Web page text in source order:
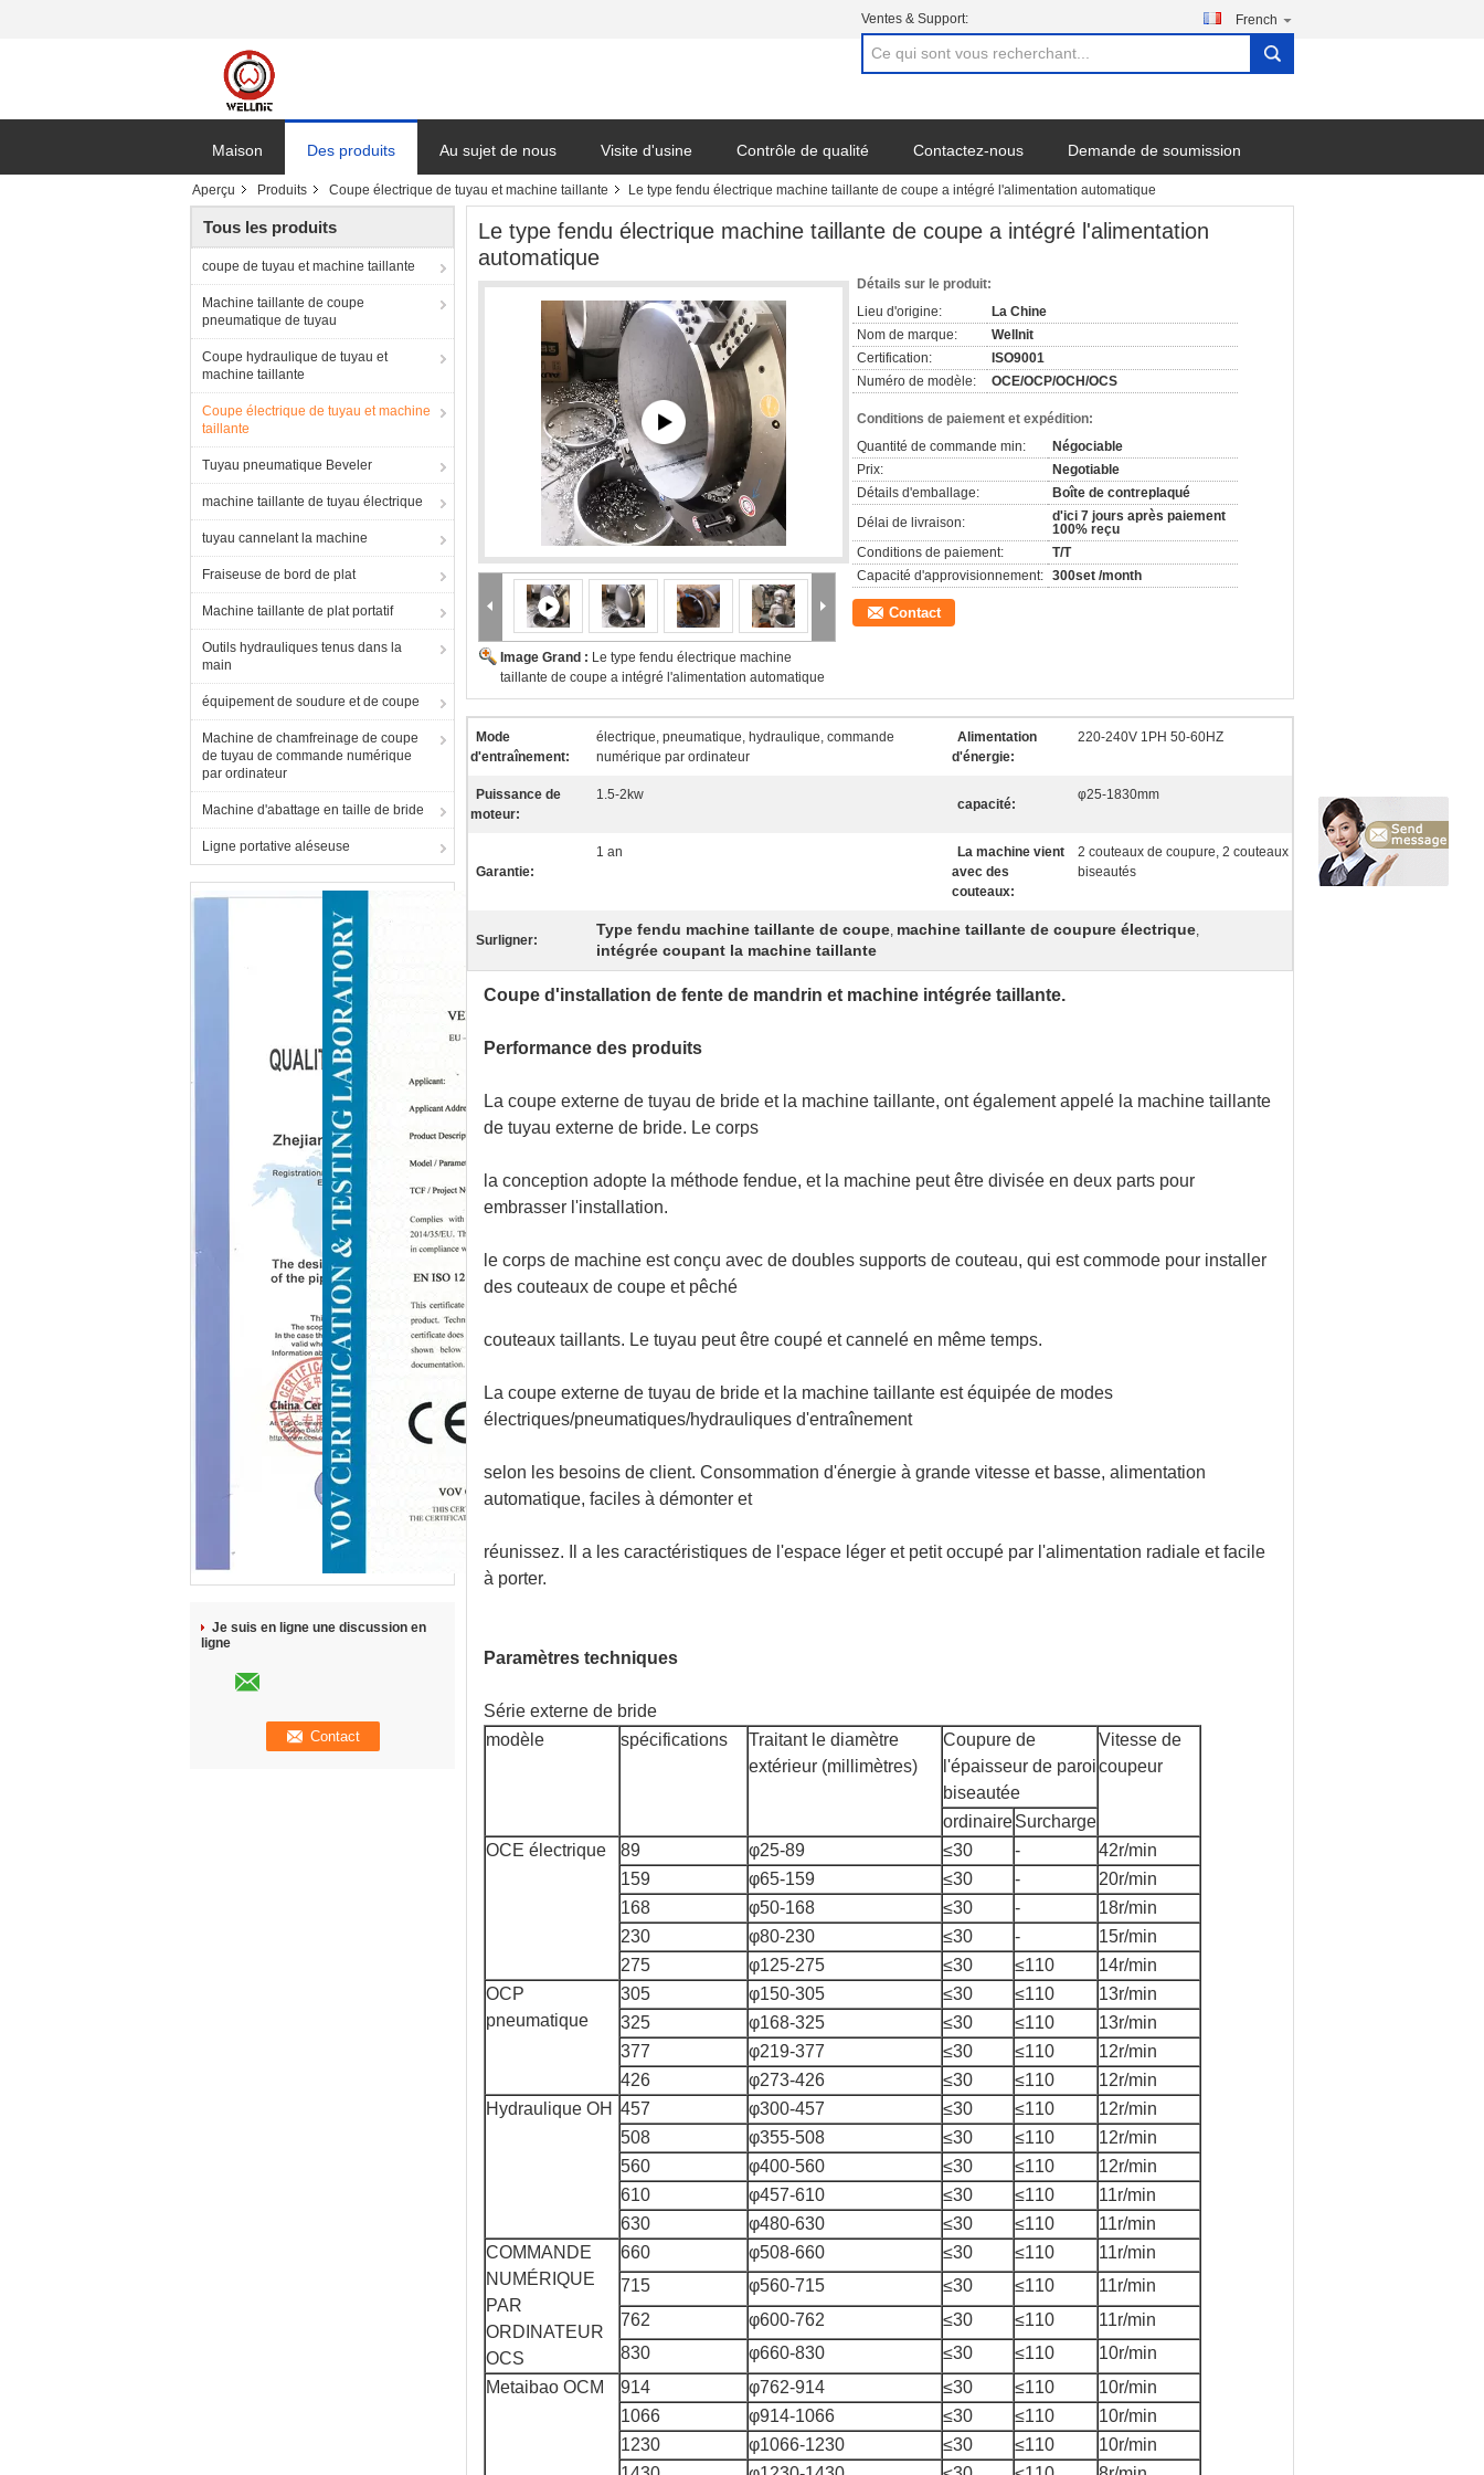
Ventes & Support: French
search
Maison Des produits Au sujet de nous Visite d'usine Contrôle de qualité Contactez-nous Demande de soumission
Aperçu Produits Coupe électrique de tuyau et machine taillante Le type fendu électrique machine taillante de coupe a intégré l'alimentation automatique
Tous les produits
coupe de tuyau et machine taillante
Machine taillante de coupe
pneumatique de tuyau
Coupe hydraulique de tuyau et
machine taillante
Coupe électrique de tuyau et machine
taillante
Tuyau pneumatique Beveler
machine taillante de tuyau électrique
tuyau cannelant la machine
Fraiseuse de bord de plat
Machine taillante de plat portatif
Outils hydrauliques tenus dans la
main
équipement de soudure et de coupe
Machine de chamfreinage de coupe
de tuyau de commande numérique
par ordinateur
Machine d'abattage en taille de bride
Ligne portative aléseuse
Je suis en ligne une discussion en
ligne
Le type fendu électrique machine taillante de coupe a intégré l'alimentation
automatique
Image Grand : Le type fendu électrique machine
taillante de coupe a intégré l'alimentation automatique
Détails sur le produit:
Lieu d'origine:
La Chine
Nom de marque:
Wellnit
Certification:
ISO9001
Numéro de modèle:
OCE/OCP/OCH/OCS
Conditions de paiement et expédition:
Quantité de commande min:
Négociable
Prix:
Negotiable
Détails d'emballage:
Boîte de contreplaqué
Délai de livraison:
d'ici 7 jours après paiement
100% reçu
Conditions de paiement:
T/T
Capacité d'approvisionnement: 300set /month
Contact
Mode
d'entraînement:
électrique, pneumatique, hydraulique, commande
numérique par ordinateur
Alimentation
d'énergie:
220-240V 1PH 50-60HZ
Puissance de
moteur:
1.5-2kw
capacité:
φ25-1830mm
Garantie:
1 an
La machine vient
avec des
couteaux:
2 couteaux de coupure, 2 couteaux
biseautés
Surligner:
Type fendu machine taillante de coupe, machine taillante de coupure électrique,
intégrée coupant la machine taillante
Coupe d'installation de fente de mandrin et machine intégrée taillante.
Performance des produits
La coupe externe de tuyau de bride et la machine taillante, ont également appelé la machine taillante
de tuyau externe de bride. Le corps
la conception adopte la méthode fendue, et la machine peut être divisée en deux parts pour
embrasser l'installation.
le corps de machine est conçu avec de doubles supports de couteau, qui est commode pour installer
des couteaux de coupe et pêché
couteaux taillants. Le tuyau peut être coupé et cannelé en même temps.
La coupe externe de tuyau de bride et la machine taillante est équipée de modes
électriques/pneumatiques/hydrauliques d'entraînement
selon les besoins de client. Consommation d'énergie à grande vitesse et basse, alimentation
automatique, faciles à démonter et
réunissez. Il a les caractéristiques de l'espace léger et petit occupé par l'alimentation radiale et facile
à porter.
Paramètres techniques
Série externe de bride
modèle
spécifications
Traitant le diamètre
extérieur (millimètres)
Coupure de
l'épaisseur de paroi
biseautée
Vitesse de
coupeur
ordinaireSurcharge
OCE électrique
89 φ25-89 ≤30 -
42r/min
159
φ65-159 ≤30 - 20r/min
168
φ50-168 ≤30 - 18r/min
230
φ80-230 ≤30 - 15r/min
275
φ125-275 ≤30 ≤110 14r/min
OCP
pneumatique
305 φ150-305 ≤30 ≤110 13r/min
325
φ168-325 ≤30 ≤110 13r/min
377
φ219-377 ≤30 ≤110 12r/min
426
φ273-426 ≤30 ≤110 12r/min
Hydraulique OH 457 φ300-457 ≤30 ≤110 12r/min
508
φ355-508 ≤30 ≤110 12r/min
560
φ400-560 ≤30 ≤110 12r/min
610
φ457-610 ≤30 ≤110 11r/min
630
φ480-630 ≤30 ≤110 11r/min
COMMANDE
NUMÉRIQUE
PAR
ORDINATEUR
OCS
660 φ508-660 ≤30 ≤110 11r/min
715
φ560-715 ≤30 ≤110 11r/min
762
φ600-762 ≤30 ≤110 11r/min
830
φ660-830 ≤30 ≤110 10r/min
Metaibao OCM
914 φ762-914 ≤30 ≤110 10r/min
1066
φ914-1066 ≤30 ≤110 10r/min
1230
φ1066-1230 ≤30 ≤110 10r/min